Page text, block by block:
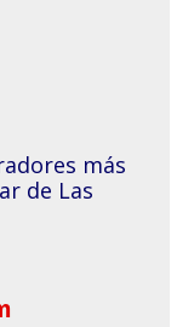
más
de Las